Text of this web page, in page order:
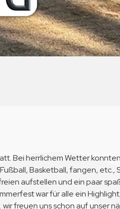
Bei herrlichem Wetter
Basketball, fangen,
aufstellen und ein paar
war für alle ein
freuen uns schon auf unser